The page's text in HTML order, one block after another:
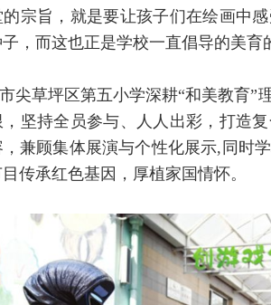
的宗旨，就是要让孩子们在绘画中
，而这也正是学校一直倡导的美育
尖草坪区第五小学深耕“和美教育”
坚持全员参与、人人出彩，打造
兼顾集体展演与个性化展示,同时
传承红色基因，厚植家国情怀。